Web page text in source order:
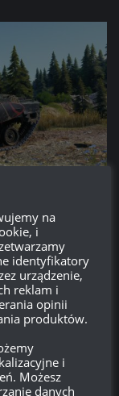
had to. It was pure
when his guys
been their savior,
so, at least! He
feel the anger
prove to him that
be a really big help
he stops being so
na
i
identyfikatory
urządzenie,
reklam i
opinii
produktów.
i
Możesz
danych